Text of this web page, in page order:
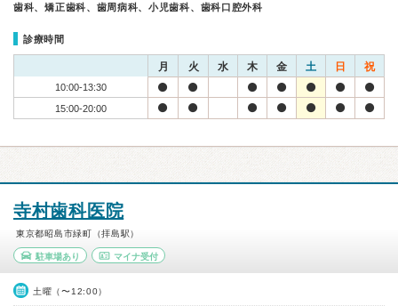
歯科、矯正歯科、歯周病科、小児歯科、歯科口腔外科
診療時間
月 火 水 木 金 土 日 祝
10:00-13:30
15:00-20:00
寺村歯科医院
東京都昭島市緑町（拝島駅）
駐車場あり マイナ受付
土曜（〜12:00）